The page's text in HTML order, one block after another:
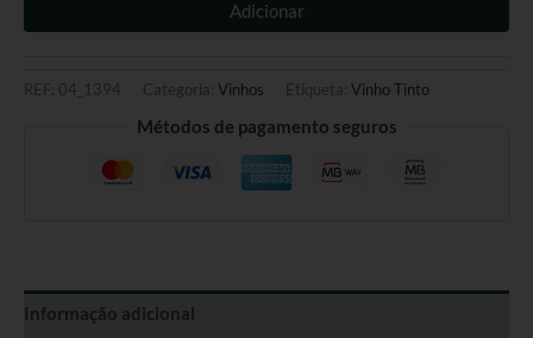
Adicionar
REF: 04_1394 Categoria: Vinhos Etiqueta: Vinho Tinto
Métodos de pagamento seguros
Informação adicional